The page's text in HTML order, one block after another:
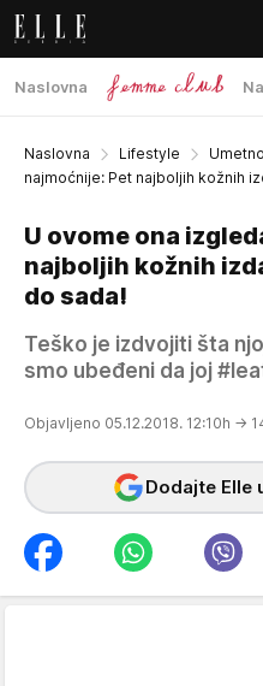
Naslovna
Naslovna Lifestyle
najmoćnije: Pet najboljih kožnih
U ovome ona
najboljih kožnih
do sada!
Teško je izdvojiti šta
smo ubeđeni da joj
Objavljeno 05.12.2018. 12:10h →
Dodajte Elle